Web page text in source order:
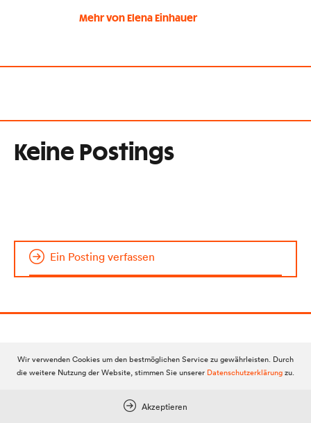
Mehr von Elena Einhauer
Keine Postings
Ein Posting verfassen
DOLOMITENSTADT
Wir verwenden Cookies um den bestmöglichen Service zu gewährleisten. Durch
die weitere Nutzung der Website, stimmen Sie unserer Datenschutzerklärungzu.
Akzeptieren